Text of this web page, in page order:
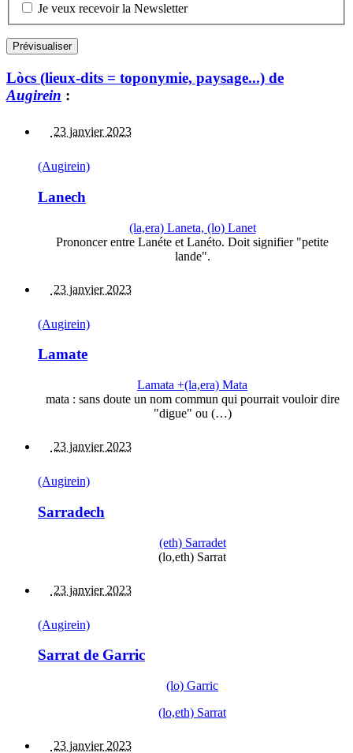
Je veux recevoir la Newsletter
Lòcs (lieux-dits = toponymie, paysage...) de
Augirein :
23 janvier 2023
(Augirein)
Lanech
(la,era) Laneta, (lo) Lanet
Prononcer entre Lanéte et Lanéto. Doit signifier "petite
lande".
23 janvier 2023
(Augirein)
Lamate
Lamata +(la,era) Mata
mata : sans doute un nom commun qui pourrait vouloir dire
"digue" ou (…)
23 janvier 2023
(Augirein)
Sarradech
(eth) Sarradet
(lo,eth) Sarrat
23 janvier 2023
(Augirein)
Sarrat de Garric
(lo) Garric
(lo,eth) Sarrat
23 janvier 2023